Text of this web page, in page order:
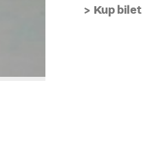
Kup bilet